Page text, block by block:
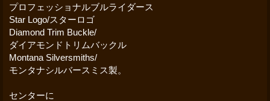
プロフェッショナルブルライダース
Star Logo/スターロゴ
Diamond Trim Buckle/
ダイアモンドトリムバックル
Montana Silversmiths/
モンタナシルバースミス製。
センターに